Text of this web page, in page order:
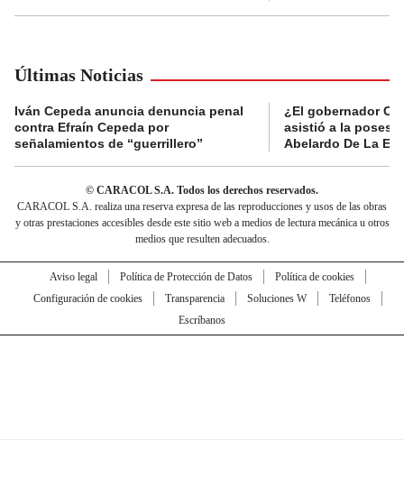
Últimas Noticias
Iván Cepeda anuncia denuncia penal
contra Efraín Cepeda por
señalamientos de “guerrillero”
¿El gobernador
asistió a la
Abelardo De La
© CARACOL S.A. Todos los derechos reservados.
CARACOL S.A. realiza una reserva expresa de las reproducciones y usos de las obras
y otras prestaciones accesibles desde este sitio web a medios de lectura mecánica u otros
medios que resulten adecuados.
Aviso legal Política de Protección de Datos
Política de cookies
Configuración de cookies
Transparencia Soluciones W
Teléfonos
Escríbanos